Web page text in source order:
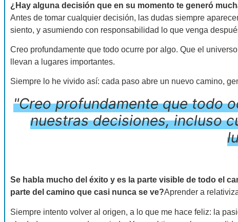
¿Hay alguna decisión que en su momento te generó
Antes de tomar cualquier decisión, las dudas siempre
siento, y asumiendo con responsabilidad lo que venga
Creo profundamente que todo ocurre por algo. Que el
llevan a lugares importantes.
Siempre lo he vivido así: cada paso abre un nuevo camino,
"Creo profundamente que todo
nuestras decisiones, incluso
Se habla mucho del éxito y es la parte visible de todo el
parte del camino que casi nunca se ve?Aprender a
Siempre intento volver al origen, a lo que me hace feliz: la